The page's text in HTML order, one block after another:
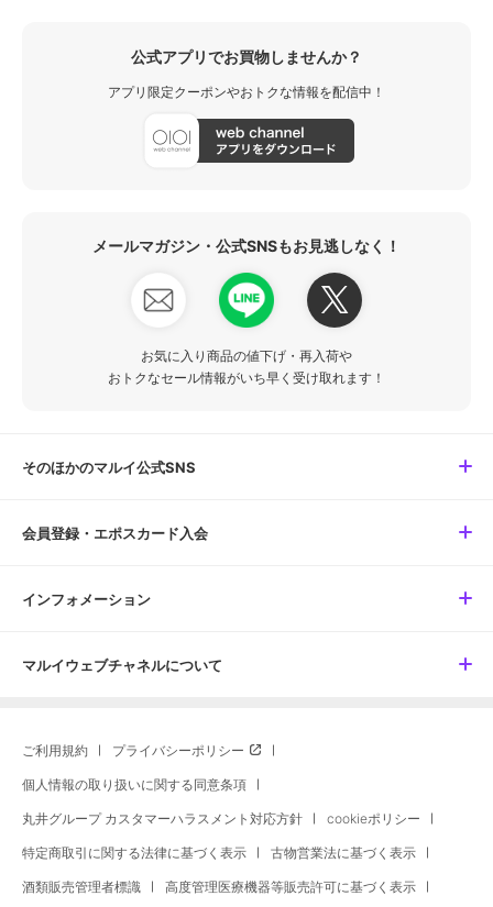
公式アプリでお買物しませんか？
アプリ限定クーポンやおトクな情報を配信中！
メールマガジン・公式SNSもお見逃しなく！
お気に入り商品の値下げ・再入荷や
おトクなセール情報がいち早く受け取れます！
そのほかのマルイ公式SNS
会員登録・エポスカード入会
インフォメーション
マルイウェブチャネルについて
ご利用規約 プライバシーポリシー
個人情報の取り扱いに関する同意条項
丸井グループ カスタマーハラスメント対応方針 cookieポリシー
特定商取引に関する法律に基づく表示 古物営業法に基づく表示
酒類販売管理者標識 高度管理医療機器等販売許可に基づく表示